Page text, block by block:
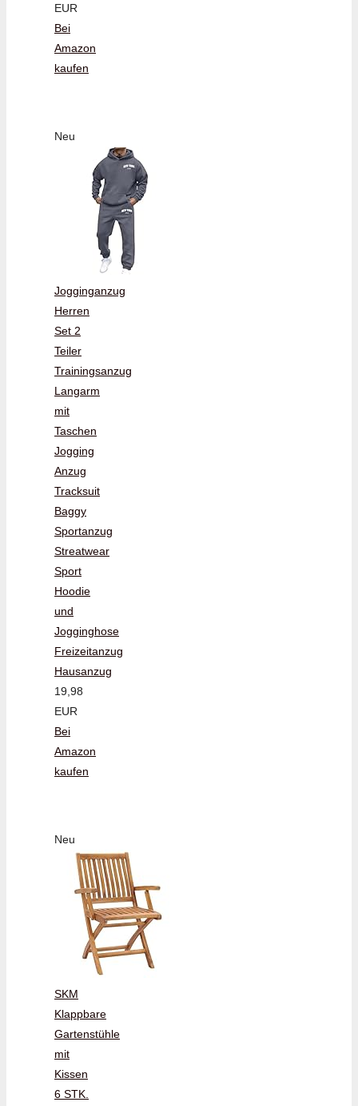
EUR
Bei
Amazon
kaufen
Neu
Jogginganzug
Herren
Set 2
Teiler
Trainingsanzug
Langarm
mit
Taschen
Jogging
Anzug
Tracksuit
Baggy
Sportanzug
Streatwear
Sport
Hoodie
und
Jogginghose
Freizeitanzug
Hausanzug
19,98
EUR
Bei
Amazon
kaufen
Neu
SKM
Klappbare
Gartenstühle
mit
Kissen
6 STK.